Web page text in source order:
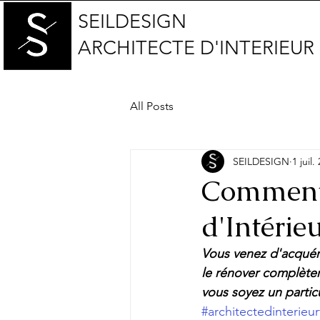
SEILDESIGN
ARCHITECTE D'INTERIEUR
All Posts
SEILDESIGN 1 juil.
Vous venez
le rénover
vous soyez un